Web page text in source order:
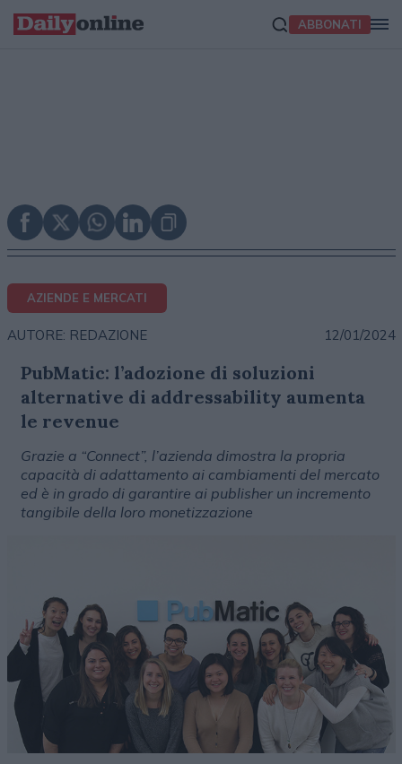
ABBONATI
AZIENDE E MERCATI
AUTORE: REDAZIONE 12/01/2024
PubMatic: l’adozione di soluzioni
alternative di addressability aumenta
le revenue
Grazie a “Connect”, l’azienda dimostra la propria
capacità di adattamento ai cambiamenti del mercato
ed è in grado di garantire ai publisher un incremento
tangibile della loro monetizzazione